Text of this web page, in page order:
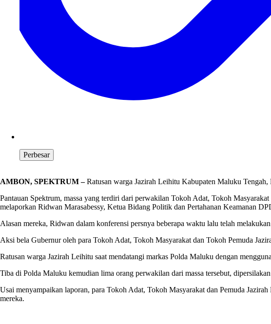
Perbesar
AMBON, SPEKTRUM –Ratusan warga Jazirah Leihitu Kabupaten Maluku
Pantauan Spektrum, massa yang terdiri dari perwakilan Tokoh Adat, Tokoh
melaporkan Ridwan Marasabessy, Ketua Bidang Politik dan Pertahanan Keamanan
Alasan mereka, Ridwan dalam konferensi persnya beberapa waktu lalu telah
Aksi bela Gubernur oleh para Tokoh Adat, Tokoh Masyarakat dan Tokoh Pemuda
Ratusan warga Jazirah Leihitu saat mendatangi markas Polda Maluku dengan
Tiba di Polda Maluku kemudian lima orang perwakilan dari massa tersebut,
Usai menyampaikan laporan, para Tokoh Adat, Tokoh Masyarakat dan Pemuda
mereka.